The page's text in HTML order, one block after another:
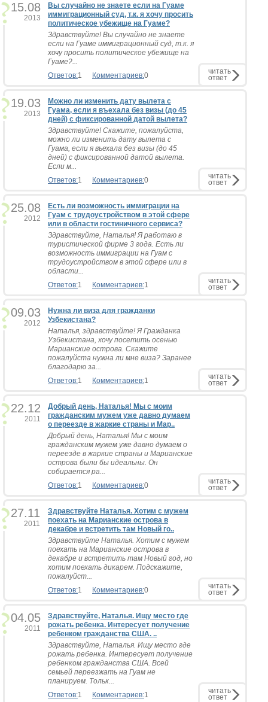
15.08
2013
Вы случайно не знаете если на Гуаме
иммиграционный суд, т.к. я хочу просить
политическое убежище на Гуаме?
Здравствуйте! Вы случайно не знаете
если на Гуаме иммиграционный суд, т.к. я
хочу просить политическое убежище на
Гуаме?...
Ответов:1 Комментариев:0 читать
ответ
19.03
2013
Можно ли изменить дату вылета с
Гуама, если я въехала без визы (до 45
дней) с фиксированной датой вылета?
Здравствуйте! Скажите, пожалуйста,
можно ли изменить дату вылета с
Гуама, если я въехала без визы (до 45
дней) с фиксированной датой вылета.
Если м...
Ответов:1 Комментариев:0 читать
ответ
25.08
2012
Есть ли возможность иммиграции на
Гуам с трудоустройством в этой сфере
или в области гостиничного сервиса?
Здравствуйте, Наталья! Я работаю в
туристической фирме 3 года. Есть ли
возможность иммиграции на Гуам с
трудоустройством в этой сфере или в
области...
Ответов:1 Комментариев:1 читать
ответ
09.03
2012
Нужна ли виза для гражданки
Узбекистана?
Наталья, здравствуйте! Я Гражданка
Узбекистана, хочу посетить осенью
Марианские острова. Скажите
пожалуйста нужна ли мне виза? Заранее
благодарю за...
Ответов:1 Комментариев:1 читать
ответ
22.12
2011
Добрый день, Наталья! Мы с моим
гражданским мужем уже давно думаем
о переезде в жаркие страны и Мар..
Добрый день, Наталья! Мы с моим
гражданским мужем уже давно думаем о
переезде в жаркие страны и Марианские
острова были бы идеальны. Он
собирается ра...
Ответов:1 Комментариев:0 читать
ответ
27.11
2011
Здравствуйте Наталья. Хотим с мужем
поехать на Марианские острова в
декабре и встретить там Новый го..
Здравствуйте Наталья. Хотим с мужем
поехать на Марианские острова в
декабре и встретить там Новый год, но
хотим поехать дикарем. Подскажите,
пожалуйст...
Ответов:1 Комментариев:0 читать
ответ
04.05
2011
Здравствуйте, Наталья. Ищу место где
рожать ребенка. Интересует получение
ребенком гражданства США. ..
Здравствуйте, Наталья. Ищу место где
рожать ребенка. Интересует получение
ребенком гражданства США. Всей
семьей переезжать на Гуам не
планируем. Тольк...
Ответов:1 Комментариев:1 читать
ответ